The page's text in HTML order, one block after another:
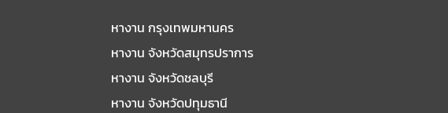
หางาน กรุงเทพมหานคร
หางาน จังหวัดสมุทรปราการ
หางาน จังหวัดชลบุรี
หางาน จังหวัดปทุมธานี